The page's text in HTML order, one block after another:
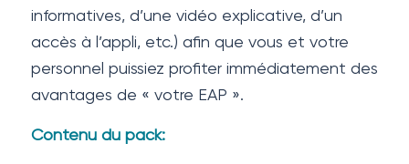
informatives, d’une vidéo explicative, d’un
accès à l’appli, etc.) afin que vous et votre
personnel puissiez profiter immédiatement des
avantages de « votre EAP ».
Contenu du pack: